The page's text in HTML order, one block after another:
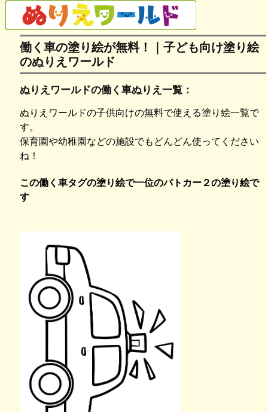
働く車の塗り絵が無料！｜子ども向け塗り絵
のぬりえワールド
ぬりえワールドの働く車ぬりえ一覧：
ぬりえワールドの子供向けの無料で使える塗り絵一覧で
す。
保育園や幼稚園などの施設でもどんどん使ってください
ね！
この働く車タグの塗り絵で一位のパトカー２の塗り絵で
す